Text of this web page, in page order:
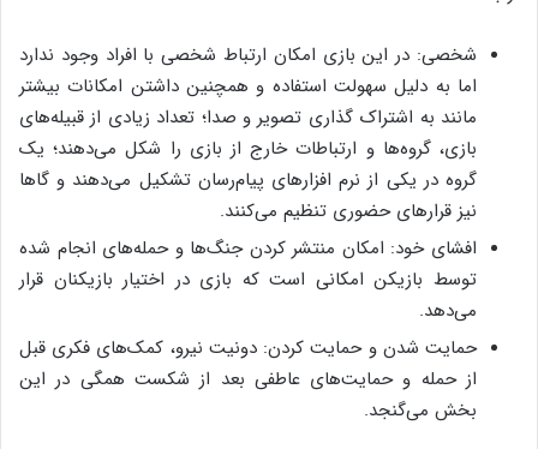
شخصی: در این بازی امکان ارتباط شخصی با افراد وجود ندارد
اما به دلیل سهولت استفاده و همچنین داشتن امکانات بیشتر
مانند به اشتراک گذاری تصویر و صدا؛ تعداد زیادی از قبیله‌های
بازی، گروه‌ها و ارتباطات خارج از بازی را شکل می‌دهند؛ یک
گروه در یکی از نرم افزارهای پیام‌رسان تشکیل می‌دهند و گاها
نیز قرارهای حضوری تنظیم می‌کنند.
افشای خود: امکان منتشر کردن جنگ‌ها و حمله‌های انجام شده
توسط بازیکن امکانی است که بازی در اختیار بازیکنان قرار
می‌دهد.
حمایت شدن و حمایت کردن: دونیت نیرو، کمک‌های فکری قبل
از حمله و حمایت‌های عاطفی بعد از شکست همگی در این
بخش می‌گنجد.